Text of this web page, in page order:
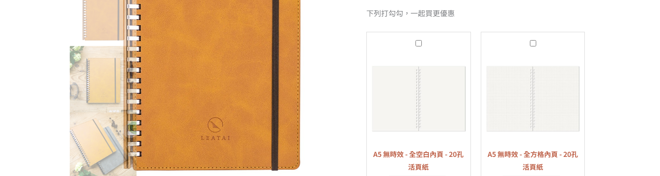
下列打勾勾，一起買更優惠
A5
時
效
-
全
空
白
頁
-
A5 無時效 - 全空白內頁 - 20孔
活頁紙
A5
時
效
-
全
方
格
頁
-
A5 無時效 - 全方格內頁 - 20孔
活頁紙